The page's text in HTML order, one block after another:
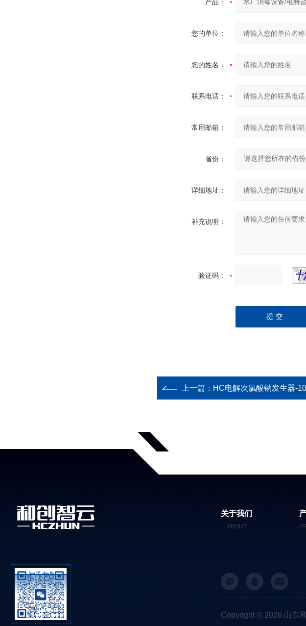
产品：
您的单位：
您的姓名：
联系电话：
常用邮箱：
省份：
详细地址：
补充说明：
验证码：
上一篇： HC电解次氯酸钠发生器-
关于我们
ABOUT
Copyright © 2026 山东